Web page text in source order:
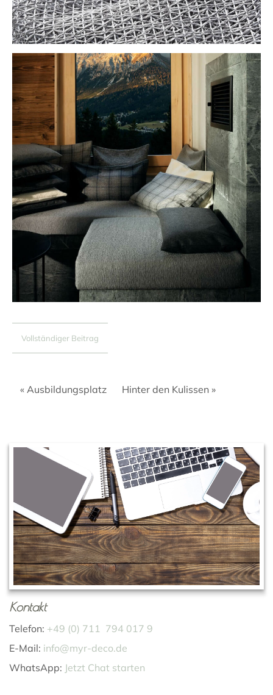
Vollständiger Beitrag
« Ausbildungsplatz Hinter den Kulissen »
Kontakt
Telefon: +49 (0) 711 794 017 9
E-Mail: info@myr-deco.de
WhatsApp: Jetzt Chat starten